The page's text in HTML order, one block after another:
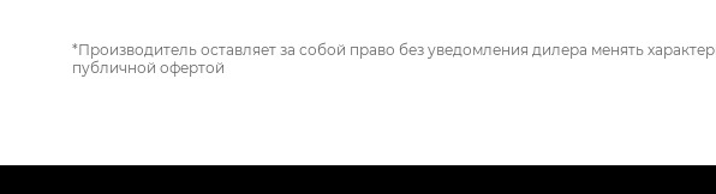
*Производитель оставляет за собой право без уведомления дилера менять
публичной офертой